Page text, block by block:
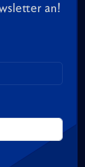
an!